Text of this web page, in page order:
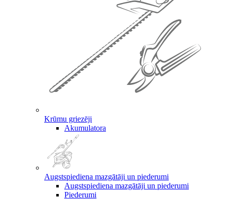
Krūmu griezēji
Akumulatora
Augstspiediena mazgātāji un piederumi
Augstspiediena mazgātāji un piederumi
Piederumi